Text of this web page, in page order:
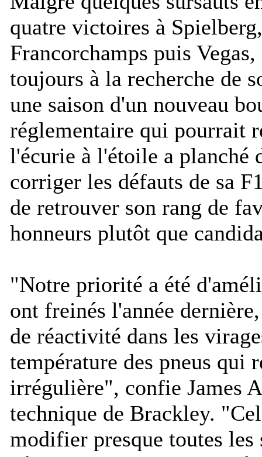
quatre victoires à
Francorchamps puis
toujours à la recherche de
une saison d'un nouveau
réglementaire qui pourrait
l'écurie à l'étoile a planché
corriger les défauts de sa
de retrouver son rang de
honneurs plutôt que
"Notre priorité a été
ont freinés l'année
de réactivité dans les
température des pneus qui
irrégulière", confie James
technique de Brackley. "
modifier presque toutes les